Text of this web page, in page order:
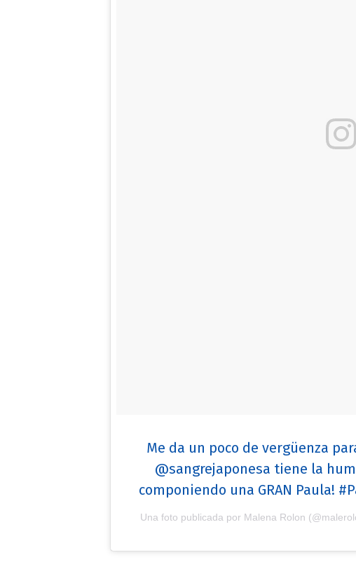
Me da un poco de vergüenza
@sangrejaponesa tiene la
componiendo una GRAN Paula!
Una foto publicada por Malena Rolon